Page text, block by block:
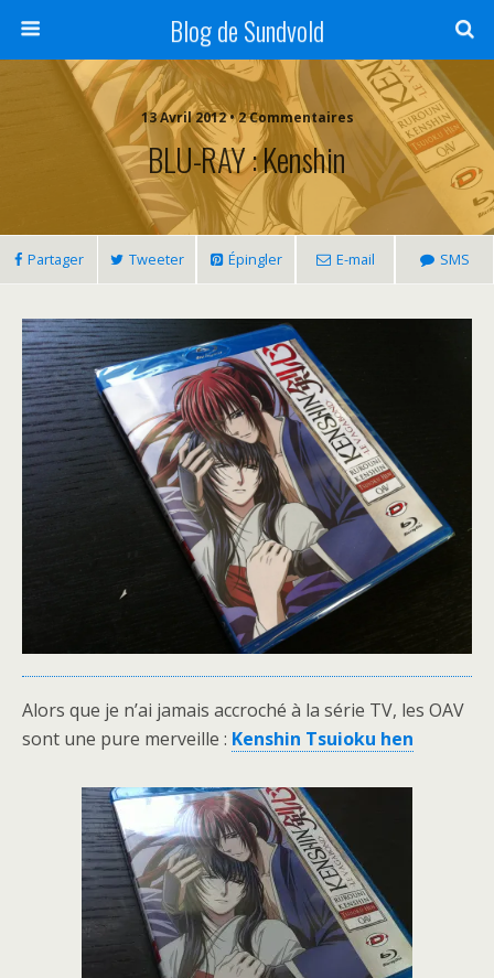
Blog de Sundvold
13 Avril 2012 • 2 Commentaires
BLU-RAY : Kenshin
Partager Tweeter Épingler E-mail SMS
Alors que je n’ai jamais accroché à la série TV, les OAV
sont une pure merveille : Kenshin Tsuioku hen